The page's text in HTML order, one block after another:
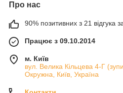
Про нас
90% позитивних з 21 відгука
Працює з 09.10.2014
м. Київ
вул. Велика Кільцева 4-Г
Окружна, Київ, Україна